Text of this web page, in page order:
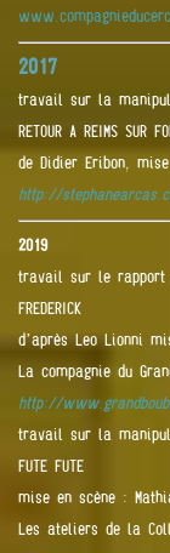
2017
travail sur la
RETOUR A REIMS SUR
de Didier Eribon,
http://
2019
travail sur le
FREDERICK
d’après Leo Lionni
La compagnie du
http://
travail sur la
FUTE FUTE
mise en scène :
Les ateliers de la